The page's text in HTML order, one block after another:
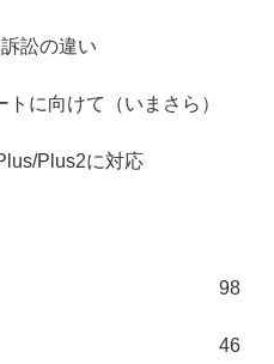
訟の違い
に向けて（いまさら）
Plus2に対応
98
46